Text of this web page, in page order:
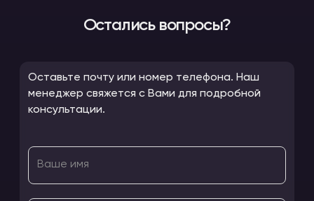
Остались вопросы?
Оставьте почту или номер телефона. Наш
менеджер свяжется с Вами для подробной
консультации.
Ваше имя